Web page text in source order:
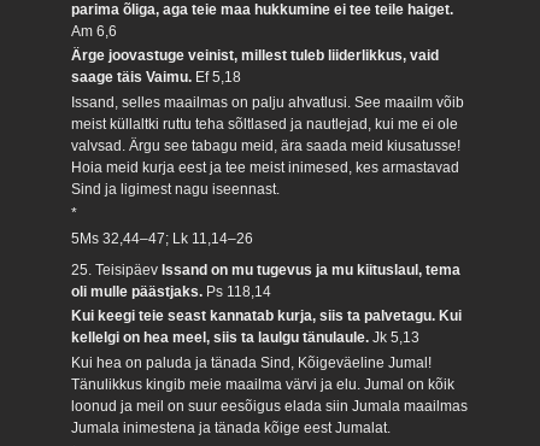
parima õliga, aga teie maa hukkumine ei tee teile haiget.
Am 6,6
Ärge joovastuge veinist, millest tuleb liiderlikkus, vaid
saage täis Vaimu. Ef 5,18
Issand, selles maailmas on palju ahvatlusi. See maailm võib
meist küllaltki ruttu teha sõltlased ja nautlejad, kui me ei ole
valvsad. Ärgu see tabagu meid, ära saada meid kiusatusse!
Hoia meid kurja eest ja tee meist inimesed, kes armastavad
Sind ja ligimest nagu iseennast.
*
5Ms 32,44–47; Lk 11,14–26
25. Teisipäev Issand on mu tugevus ja mu kiituslaul, tema
oli mulle päästjaks. Ps 118,14
Kui keegi teie seast kannatab kurja, siis ta palvetagu. Kui
kellelgi on hea meel, siis ta laulgu tänulaule.Jk 5,13
Kui hea on paluda ja tänada Sind, Kõigeväeline Jumal!
Tänulikkus kingib meie maailma värvi ja elu. Jumal on kõik
loonud ja meil on suur eesõigus elada siin Jumala maailmas
Jumala inimestena ja tänada kõige eest Jumalat.